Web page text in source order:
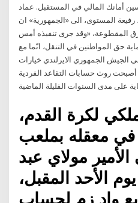
أمانك المالي في المستقبل. عماد
المستوى، الى «الجمهورية» ان
المقطوعة، «وقد جرى تنفيذه أمس
حق المواطنين في التنقل، انّما مع
الجيش الجمهوري الايرلندي خيارات
روث حسابات التقاعد الفردية
لكرة القدم،
في معقله بملعب
مولاي عبد
الأحد المقبل،